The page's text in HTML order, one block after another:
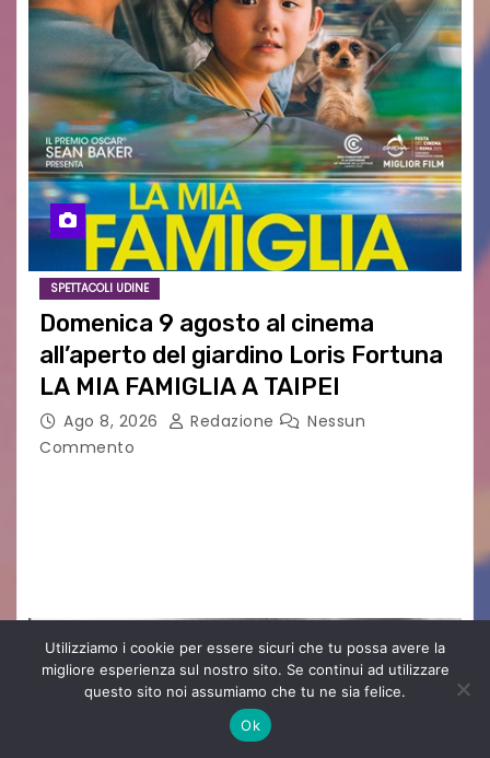
SPETTACOLI UDINE
Domenica 9 agosto al cinema
all’aperto del giardino Loris Fortuna
LA MIA FAMIGLIA A TAIPEI
Ago 8, 2026 Redazione
Nessun
Commento
Utilizziamo i cookie per essere sicuri che tu possa avere la
migliore esperienza sul nostro sito. Se continui ad utilizzare
questo sito noi assumiamo che tu ne sia felice.
Ok